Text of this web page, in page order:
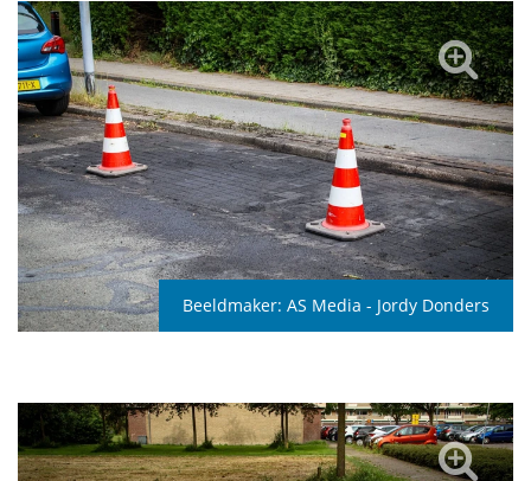
Beeldmaker: AS Media - Jordy Donders